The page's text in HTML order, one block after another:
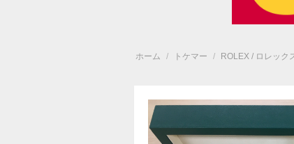
ホーム / トケマー / ROLEX / ロレック